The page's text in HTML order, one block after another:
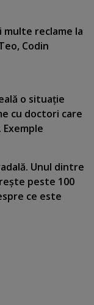
multe reclame la
Codin
o situaţie
cu doctori care
Unul dintre
peste 100
ce este